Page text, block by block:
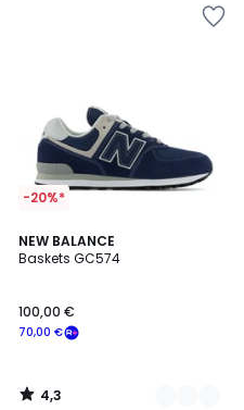
-20%*
NEW BALANCE
Baskets GC574
70,00 €
100,00 €
4,3
/ 5
5
Couleurs
4,3
/